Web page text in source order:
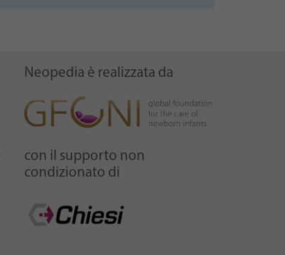
Neopedia è realizzata da
con il supporto non
condizionato di